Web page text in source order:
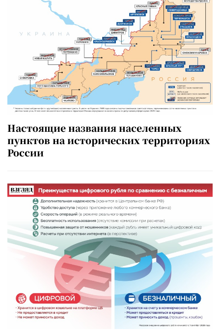
Настоящие названия населенных
пунктов на исторических территориях
России